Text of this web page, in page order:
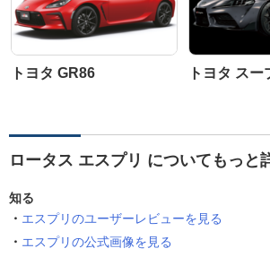
トヨタ GR86 トヨタ スー
ロータス エスプリ についてもっと
知る
エスプリのユーザーレビューを見る
エスプリの公式画像を見る